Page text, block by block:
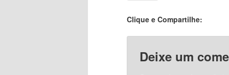
Clique e Compartilhe:
Deixe um